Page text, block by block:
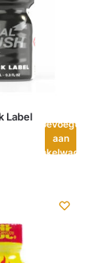
Label
Toevoegen
aan
winkelwagen